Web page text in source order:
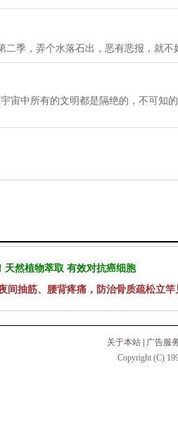
二季，弄个水落石出，恶有恶报，就不
宙中所有的文明都是隔绝的，不可知
天然植物萃取 有效对抗癌细胞
间抽筋、腰背疼痛，防治骨质疏松立竿
关于本站 | 广告服
Copyright (C)